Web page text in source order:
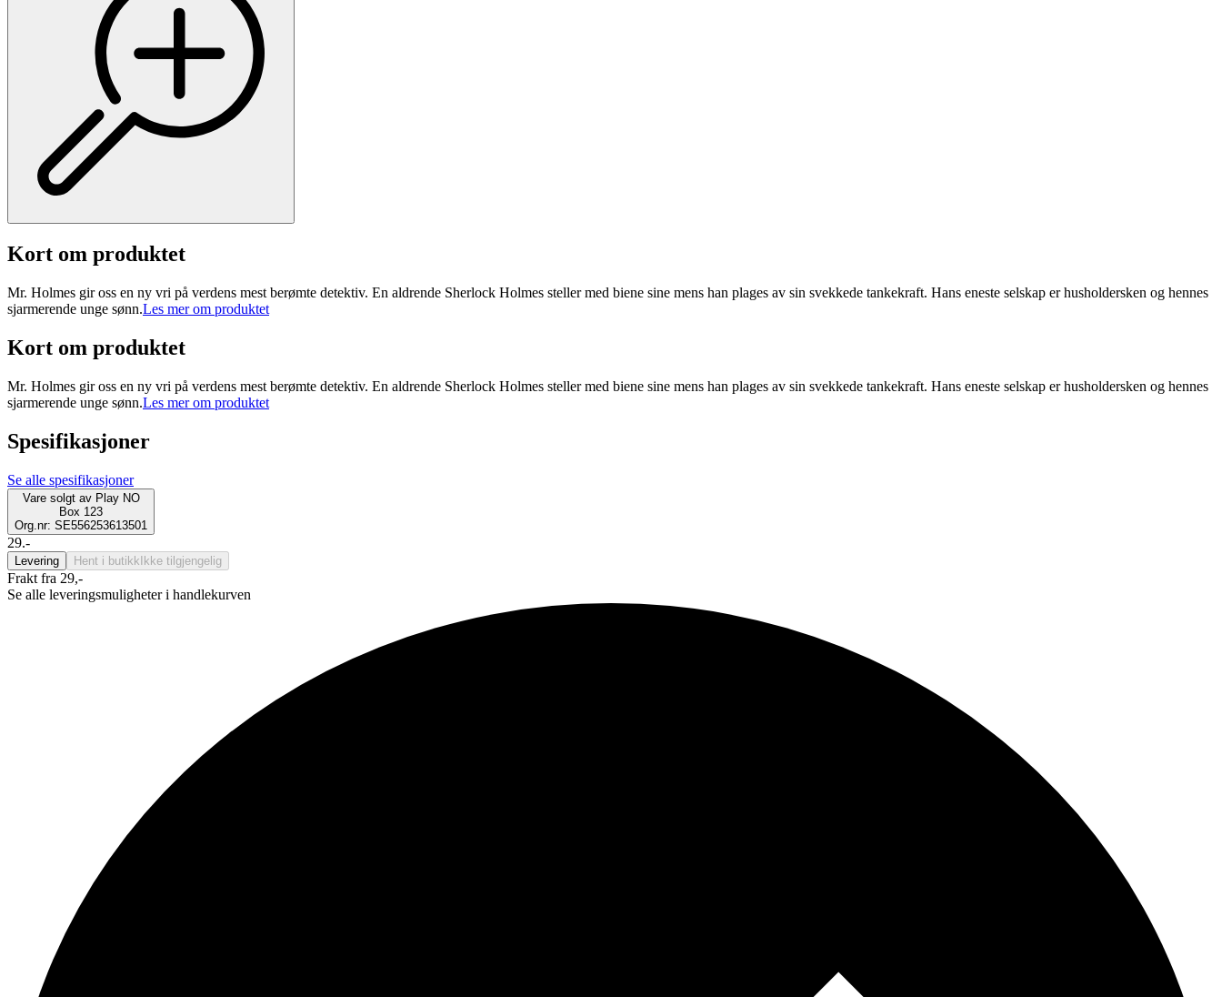
Kort om produktet
Mr. Holmes gir oss en ny vri på verdens mest berømte detektiv. En aldrende Sherlock Holmes steller med biene sine mens han plages av sin svekkede tankekraft. Hans eneste selskap er husholdersken og hennes
sjarmerende unge sønn.Les mer om produktet
Kort om produktet
Mr. Holmes gir oss en ny vri på verdens mest berømte detektiv. En aldrende Sherlock Holmes steller med biene sine mens han plages av sin svekkede tankekraft. Hans eneste selskap er husholdersken og hennes
sjarmerende unge sønn.Les mer om produktet
Spesifikasjoner
Se alle spesifikasjoner
Vare solgt av Play NO
Box 123
Org.nr: SE556253613501
29.-
Levering Hent i butikk Ikke tilgjengelig
Frakt fra 29,-
Se alle leveringsmuligheter i handlekurven